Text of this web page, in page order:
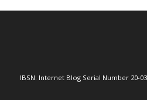
IBSN: Internet Blog Serial Number 20-